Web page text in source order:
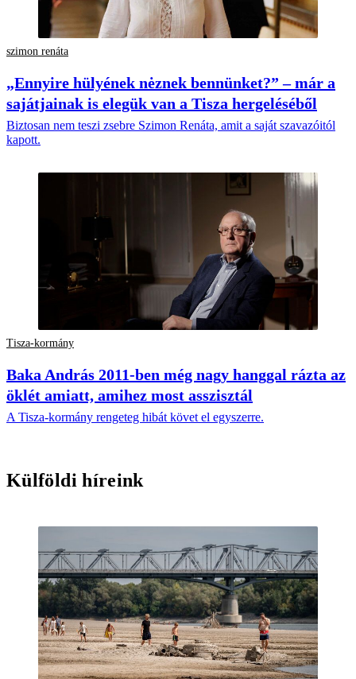
szimon renáta
„Ennyire hülyének nėznek bennünket?” – már a
sajátjainak is elegük van a Tisza hergeléséből
Biztosan nem teszi zsebre Szimon Renáta, amit a saját szavazóitól
kapott.
Tisza-kormány
Baka András 2011-ben még nagy hanggal rázta az
öklét amiatt, amihez most asszisztál
A Tisza-kormány rengeteg hibát követ el egyszerre.
Külföldi híreink